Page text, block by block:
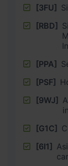
[3FU]
[RBD]
[PPA]
[PSF]
[9WJ]
[G1C]
[6I1]